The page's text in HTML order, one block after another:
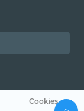
Cookies